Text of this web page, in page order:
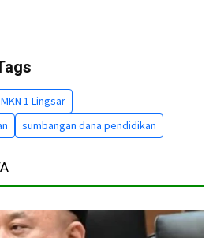
1 Lingsar
sumbangan dana pendidikan